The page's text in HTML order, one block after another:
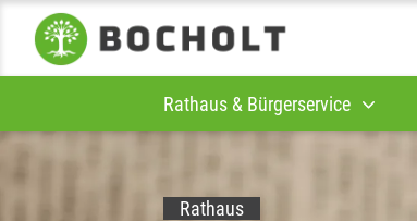
Rathaus & Bürgerservice
Rathaus